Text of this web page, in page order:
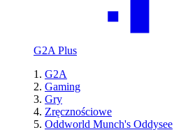
G2A Plus
G2A
Gaming
Gry
Zręcznościowe
Oddworld Munch's Oddysee